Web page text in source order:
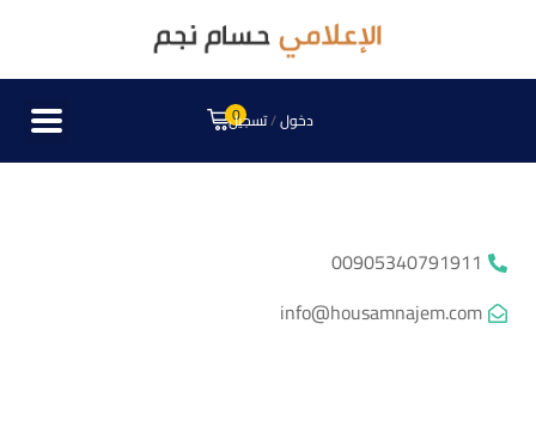
0 دخول/تسجيل
00905340791911
info@housamnajem.com